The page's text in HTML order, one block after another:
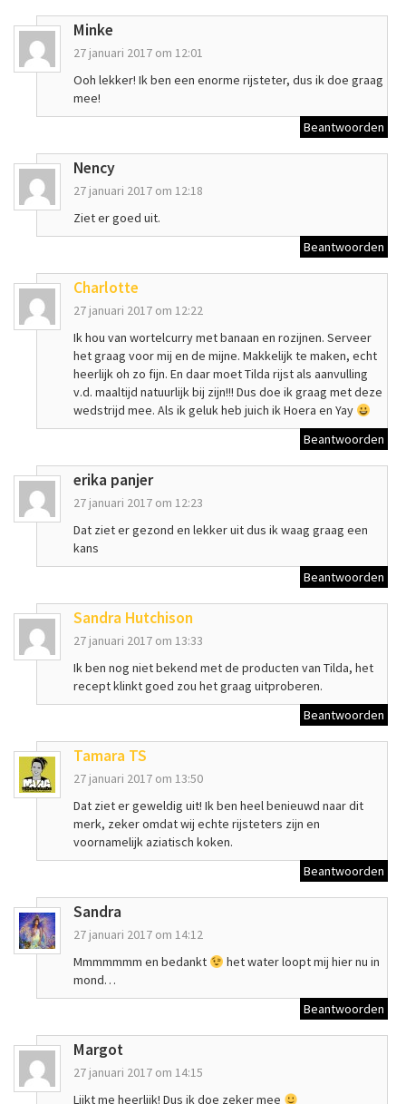
Minke
27 januari 2017 om 12:01
Ooh lekker! Ik ben een enorme rijsteter, dus ik doe graag
mee!
Beantwoorden
Nency
27 januari 2017 om 12:18
Ziet er goed uit.
Beantwoorden
Charlotte
27 januari 2017 om 12:22
Ik hou van wortelcurry met banaan en rozijnen. Serveer
het graag voor mij en de mijne. Makkelijk te maken, echt
heerlijk oh zo fijn. En daar moet Tilda rijst als aanvulling
v.d. maaltijd natuurlijk bij zijn!!! Dus doe ik graag met deze
wedstrijd mee. Als ik geluk heb juich ik Hoera en Yay
Beantwoorden
erika panjer
27 januari 2017 om 12:23
Dat ziet er gezond en lekker uit dus ik waag graag een
kans
Beantwoorden
Sandra Hutchison
27 januari 2017 om 13:33
Ik ben nog niet bekend met de producten van Tilda, het
recept klinkt goed zou het graag uitproberen.
Beantwoorden
Tamara TS
27 januari 2017 om 13:50
Dat ziet er geweldig uit! Ik ben heel benieuwd naar dit
merk, zeker omdat wij echte rijsteters zijn en
voornamelijk aziatisch koken.
Beantwoorden
Sandra
27 januari 2017 om 14:12
Mmmmmmm en bedankt
het water loopt mij hier nu in
mond…
Beantwoorden
Margot
27 januari 2017 om 14:15
Lijkt me heerlijk! Dus ik doe zeker mee